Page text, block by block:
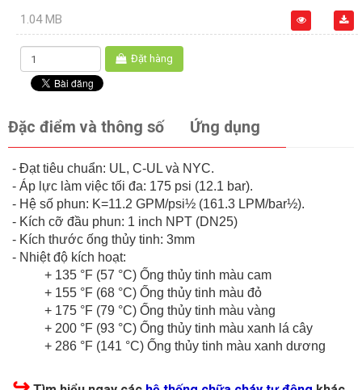
1.04 MB
Đặt hàng
Đặc điểm và thông số Ứng dụng
- Đạt tiêu chuẩn: UL, C-UL và NYC.
- Áp lực làm việc tối đa: 175 psi (12.1 bar).
- Hệ số phun: K=11.2 GPM/psi½ (161.3 LPM/bar½).
- Kích cỡ đầu phun: 1 inch NPT (DN25)
- Kích thước ống thủy tinh: 3mm
- Nhiệt độ kích hoạt:
+ 135 °F (57 °C) Ống thủy tinh màu cam
+ 155 °F (68 °C) Ống thủy tinh màu đỏ
+ 175 °F (79 °C) Ống thủy tinh màu vàng
+ 200 °F (93 °C) Ống thủy tinh màu xanh lá cây
+ 286 °F (141 °C) Ống thủy tinh màu xanh dương